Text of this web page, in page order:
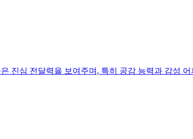
진심 전달력을 보여주며, 특히 공감 능력과 감성